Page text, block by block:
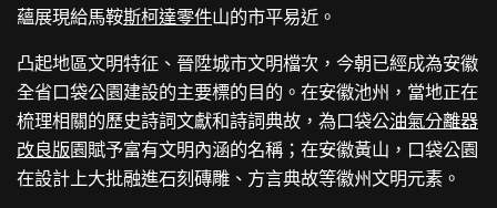
蘊展現給馬鞍斯柯達零件山的市平易近。
凸起地區文明特征、晉陞城市文明檔次，今朝已經成為安徽
全省口袋公園建設的主要標的目的。在安徽池州，當地正在
梳理相關的歷史詩詞文獻和詩詞典故，為口袋公油氣分離器
改良版園賦予富有文明內涵的名稱；在安徽黃山，口袋公園
在設計上大批融進石刻磚雕、方言典故等徽州文明元素。